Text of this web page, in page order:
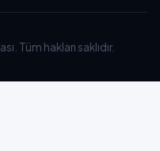
Tüm hakları saklıdır.